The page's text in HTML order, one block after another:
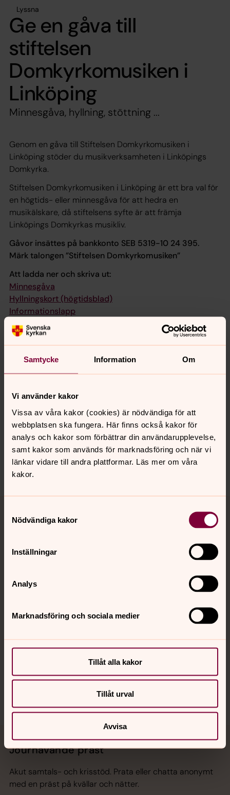
Samtycke Information Om
Vi använder kakor
Vissa av våra kakor (cookies) är nödvändiga för att
webbplatsen ska fungera. Här finns också kakor för
analys och kakor som förbättrar din användarupplevelse,
samt kakor som används för marknadsföring och när vi
länkar vidare till andra plattformar. Läs mer om våra
kakor.
Nödvändiga kakor
Inställningar
Analys
Marknadsföring och sociala medier
Tillåt alla kakor
Tillåt urval
Avvisa
Lyssna
Ge en gåva till
stiftelsen
Domkyrkomusiken i
Linköping
Minnesgåva, hyllning, stöttning ...
Genom en gåva till Stiftelsen Domkyrkomusiken i
Linköping stöder du musikverksamheten i Linköpings
Domkyrka.
Stiftelsen Domkyrkomusiken i Linköping är ett bra val för
en högtids- eller minnesgåva för att hedra en
musikälskare, då stiftelsens syfte är att främja
Linköpings Domkyrkas musikliv.
Gåvor insättes på bankkonto SEB 5319-10 24 395.
Märk talongen ”Stiftelsen Domkyrkomusiken”
Att ladda ner och skriva ut:
Minnesgåva
Hyllningskort (högtidsblad)
Informationslapp
Alla korister, instrumentalister och konsertbesökare
Senast ändrad 4 oktober 2018
Synpunkter eller frågor på sidans
innehåll?
linkoping.kyrkoforvaltning@svenskakyrkan.se
Dela
Tillbaka till toppen
Tillbaka till innehållet
Kontakt
Kalender
Jourhavande präst
Akut samtals- och krisstöd. Prata eller chatta anonymt
med en präst på kvällar och nätter.